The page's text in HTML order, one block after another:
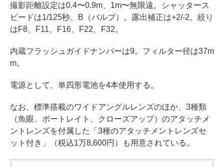
撮影距離設定は0.4〜0.9m、1m〜無限遠。シャッタース
ピードは1/125秒、B（バルブ）。露出補正は+2/-2。絞り
はF8、F11、F16、F22、F32。
内蔵フラッシュガイドナンバーは9。フィルター径は37m
m。
電源として、単四形電池を4本使用する。
なお、標準搭載のワイドアングルレンズのほか、3種類
（魚眼、ポートレイト、クローズアップ）のアタッチメ
ントレンズを付属した「3種のアタッチメントレンズセ
ット付き」（税込1万8,600円）も用意されている。